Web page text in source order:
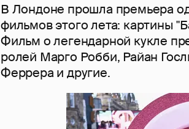
В Лондоне прошла премьера
фильмов этого лета: картины
Фильм о легендарной кукле
ролей Марго Робби, Райан
Феррера и другие.